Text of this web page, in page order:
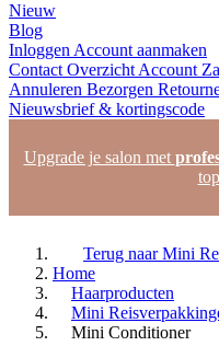
Nieuw
Blog
Inloggen Account aanmaken
Contact Overzicht Account
Annuleren Bezorgen
Nieuwsbrief & kortingscode
Upgrade je salon met
Terug naar Mini
Home
Haarproducten
Mini
Mini Conditioner